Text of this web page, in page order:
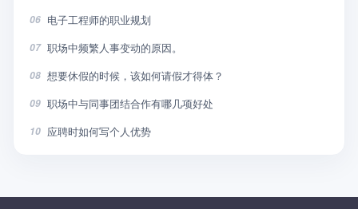
06 电子工程师的职业规划
07 职场中频繁人事变动的原因。
08 想要休假的时候，该如何请假才得体？
09 职场中与同事团结合作有哪几项好处
10 应聘时如何写个人优势